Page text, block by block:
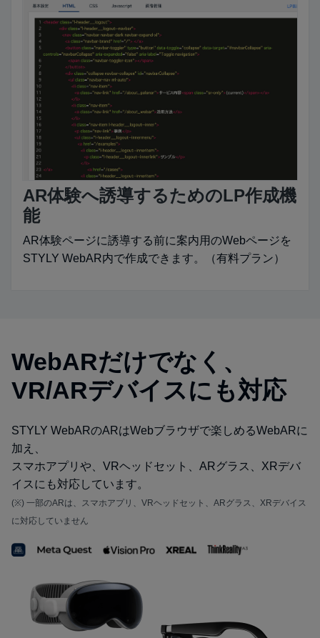
AR体験へ誘導するためのLP作成機
能
AR体験ページに誘導する前に案内用のWebページを
STYLY WebAR内で作成できます。（有料プラン）
WebARだけでなく、
VR/ARデバイスにも対応
STYLY WebARのARはWebブラウザで楽しめるWebARに
加え、
スマホアプリや、VRヘッドセット、ARグラス、XRデバ
イスにも対応しています。
(※) 一部のARは、スマホアプリ、VRヘッドセット、ARグラス、XRデバイス
に対応していません